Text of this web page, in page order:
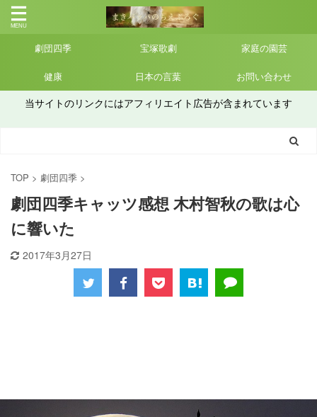
劇団四季 宝塚歌劇 家庭の園芸
健康 日本の言葉 お問い合わせ
当サイトのリンクにはアフィリエイト広告が含まれています
TOP > 劇団四季 >
劇団四季キャッツ感想 木村智秋の歌は心
に響いた
2017年3月27日